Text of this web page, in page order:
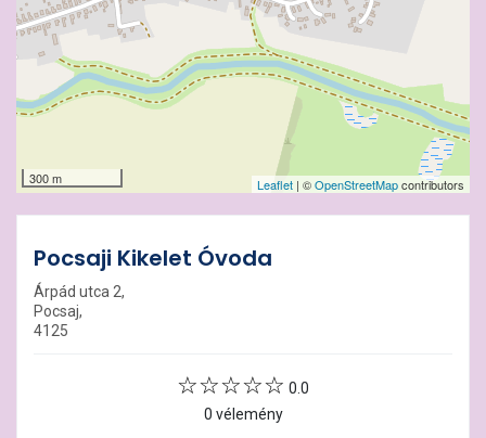
300 m Leaflet | ©OpenStreetMapcontributors
Pocsaji Kikelet Óvoda
Árpád utca 2,
Pocsaj,
4125
0.0
0 vélemény